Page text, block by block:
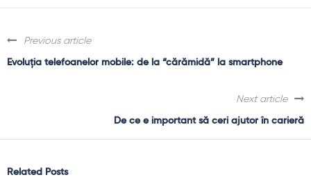
Previous article
Evoluția telefoanelor mobile: de la “cărămidă” la smartphone
Next article
De ce e important să ceri ajutor în carieră
Related Posts